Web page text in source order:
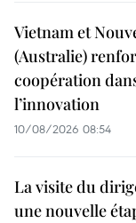
Vietnam et
(Australie)
coopération
l’innovation
10/08/2026 08:54
La visite du
une nouvelle